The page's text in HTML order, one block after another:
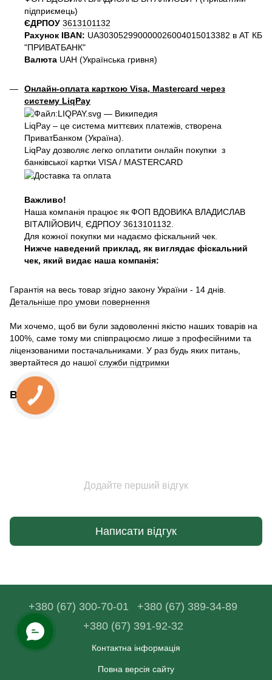
пiдприємець)
ЄДРПОУ 3613101132
Рахунок IBAN: UA303052990000026004015013382 в АТ КБ
"ПРИВАТБАНК"
Валюта UAH (Українська гривня)
Онлайн-оплата карткою Visa, Mastercard через
систему LiqPay
LiqPay – це система миттєвих платежів, створена
ПриватБанком (Україна).
LiqPay дозволяє легко оплатити онлайн покупки з
банківської картки VISA / MASTERCARD
Важливо!
Наша компанія працює як ФОП ВДОВИКА ВЛАДИСЛАВ
ВІТАЛІЙОВИЧ, ЄДРПОУ 3613101132
Для кожної покупки ми надаємо фіскальний чек.
Нижче наведений приклад, як виглядає фіскальний
чек, який видає наша компанія:
Гарантія на весь товар згідно закону України - 14 днів.
Детальніше про умови повернення
Ми хочемо, щоб ви були задоволенні якістю наших товарів на
100%, саме тому ми співпрацюємо лише з професійними та
ліцензованими постачальниками. У раз будь яких питань,
звертайтеся до нашої служби підтримки
Відгуки
Додайте перший відгук
Написати відгук
+380 (67) 300-70-01
+380 (67) 389-34-89
+380 (67) 391-92-32
Контактна інформація
Повна версія сайту